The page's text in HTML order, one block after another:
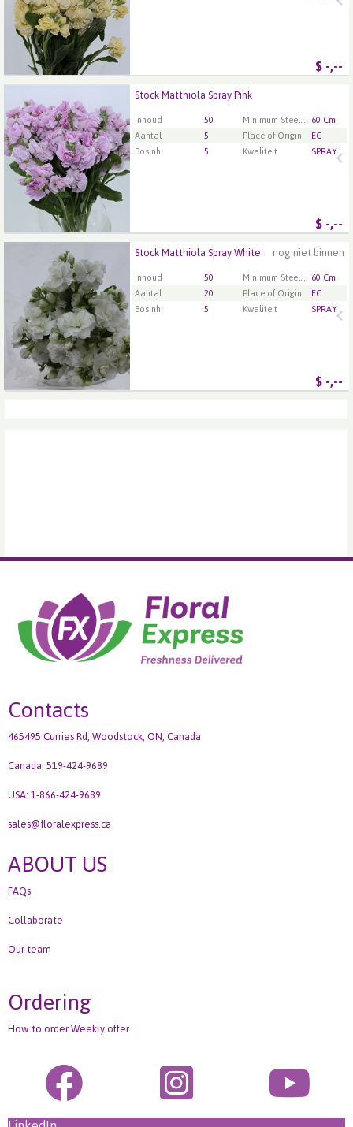
$ -,--
Stock Matthiola Spray Pink
Inhoud 50
60 Cm
Aantal
5 Place of Origin
EC
Bosinh.
5 Kwaliteit SPRAY
$ -,--
Stock Matthiola Spray Pink
U moet ingelogd zijn om te kunnen kopen.Klik hier
om in te loggen.
nog niet binnen
Stock Matthiola Spray White
Inhoud 50
60 Cm
Aantal
20 Place of Origin
EC
Bosinh.
5 Kwaliteit SPRAY
$ -,--
Stock Matthiola Spray White
U moet ingelogd zijn om te kunnen kopen.Klik hier
om in te loggen.
Contacts
465495 Curries Rd, Woodstock, ON, Canada
Canada: 519-424-9689
USA: 1-866-424-9689
sales@floralexpress.ca
ABOUT US
FAQs
Collaborate
Our team
Ordering
How to order Weekly offer